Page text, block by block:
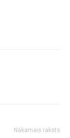
Nākamais raksts